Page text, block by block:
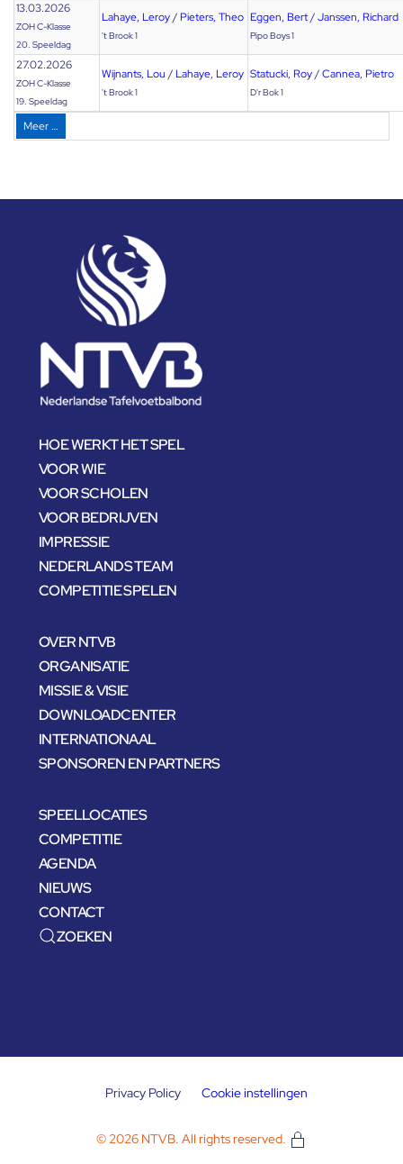
13.03.2026
ZOH C-Klasse
20. Speeldag
Lahaye, Leroy/ Pieters, Theo
't Brook 1
Eggen, Bert/Janssen, Richard
Pipo Boys 1
27.02.2026
ZOH C-Klasse
19. Speeldag
Wijnants, Lou / Lahaye, Leroy
't Brook 1
Statucki, Roy/Cannea, Pietro
D'r Bok 1
Meer …
HOE WERKT HET SPEL
VOOR WIE
VOOR SCHOLEN
VOOR BEDRIJVEN
IMPRESSIE
NEDERLANDS TEAM
COMPETITIE SPELEN
OVER NTVB
ORGANISATIE
MISSIE & VISIE
DOWNLOADCENTER
INTERNATIONAAL
SPONSOREN EN PARTNERS
SPEELLOCATIES
COMPETITIE
AGENDA
NIEUWS
CONTACT
ZOEKEN
Privacy Policy Cookie instellingen
© 2026 NTVB. All rights reserved.